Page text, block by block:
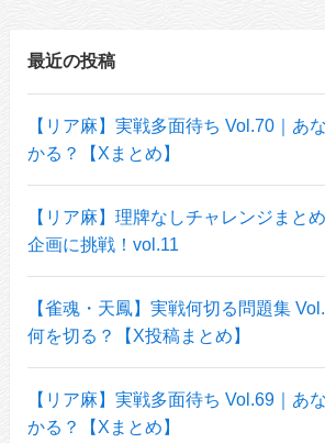
最近の投稿
【リア麻】実戦多面待ち Vol.70｜あ
かる？【Xまとめ】
【リア麻】理牌なしチャレンジまと
企画に挑戦！vol.11
【雀魂・天鳳】実戦何切る問題集
何を切る？【X投稿まとめ】
【リア麻】実戦多面待ち Vol.69｜あ
かる？【Xまとめ】